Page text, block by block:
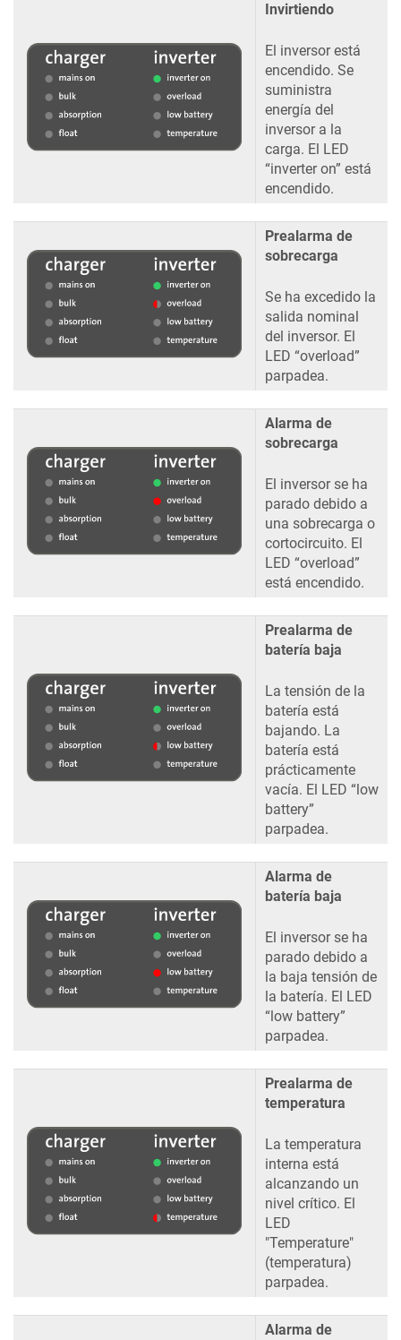
Invirtiendo
El inversor está
encendido. Se
suministra
energía del
inversor a la
carga. El LED
“inverter on” está
encendido.
Prealarma de
sobrecarga
Se ha excedido la
salida nominal
del inversor. El
LED “overload”
parpadea.
Alarma de
sobrecarga
El inversor se ha
parado debido a
una sobrecarga o
cortocircuito. El
LED “overload”
está encendido.
Prealarma de
batería baja
La tensión de la
batería está
bajando. La
batería está
prácticamente
vacía. El LED “low
battery”
parpadea.
Alarma de
batería baja
El inversor se ha
parado debido a
la baja tensión de
la batería. El LED
“low battery”
parpadea.
Prealarma de
temperatura
La temperatura
interna está
alcanzando un
nivel crítico. El
LED
"Temperature"
(temperatura)
parpadea.
Alarma de